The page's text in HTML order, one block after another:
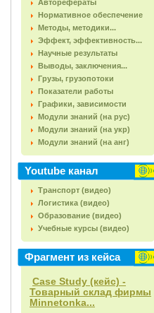
Авторефераты
Нормативное обеспечение
Методы, методики...
Эффект, эффективность...
Научные результаты
Выводы, заключения...
Грузы, грузопотоки
Показатели работы
Графики, зависимости
Модули знаний (на рус)
Модули знаний (на укр)
Модули знаний (на анг)
Youtube канал
Транспорт (видео)
Логистика (видео)
Образование (видео)
Учебные курсы (видео)
Фрагмент из кейса
Case Study (кейс) -
Товарный склад фирмы
Minnetonka...